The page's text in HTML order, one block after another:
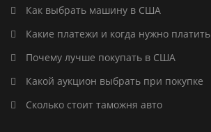
Как выбрать машину в США
Какие платежи и когда нужно платить
Почему лучше покупать в США
Какой аукцион выбрать при покупке
Сколько стоит таможня авто